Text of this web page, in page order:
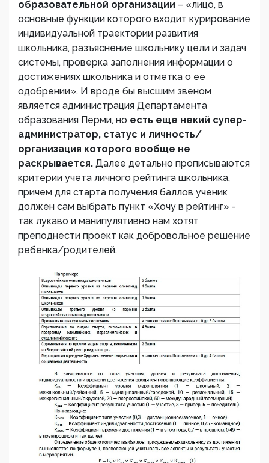
образовательной организации – «лицо, в
основные функции которого входит курирование
индивидуальной траектории развития
школьника, разъяснение школьнику цели и задач
системы, проверка заполнения информации о
достижениях школьника и отметка о ее
одобрении». И вроде бы высшим звеном
является администрация Департамента
образования Перми, но есть еще некий супер-
администратор, статус и личность/
организация которого вообще не
раскрывается. Далее детально прописываются
критерии учета личного рейтинга школьника,
причем для старта получения баллов ученик
должен сам выбрать пункт «Хочу в рейтинг» -
так лукаво и манипулятивно нам хотят
преподнести проект как добровольное решение
ребенка/родителей.